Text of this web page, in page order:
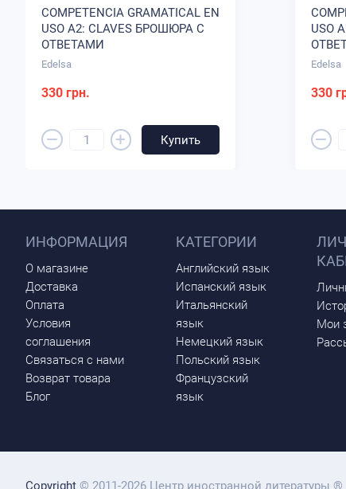
COMPETENCIA GRAMATICAL EN
USO A2: CLAVES БРОШЮРА С
ОТВЕТАМИ
Edelsa
330 грн.
– + Купить
USO
Edelsa
330
–
ИНФОРМАЦИЯ
О магазине
Доставка
Оплата
Условия
соглашения
Связаться с нами
Возврат товара
Блог
КАТЕГОРИИ
Английский язык
Испанский язык
Итальянский
язык
Немецкий язык
Польский язык
Французский
язык
Мои
Copyright © 2011-2026 Центр иностранной литературы ®